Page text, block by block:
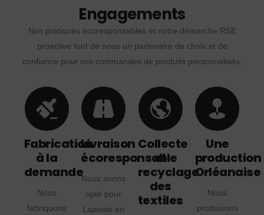
Engagements
Nos pratiques écoresponsables et notre démarche RSE
proactive font de nous un partenaire de choix et de
confiance pour vos commandes de produits personnalisés.
Fabrication
à la
demande
Nous
fabriquons
Livraison
écoresponsable
Nous avons
opté pour
Laposte en
Collecte
et
recyclage
des
textiles
Une
production
Orléanaise
Nous
produisons